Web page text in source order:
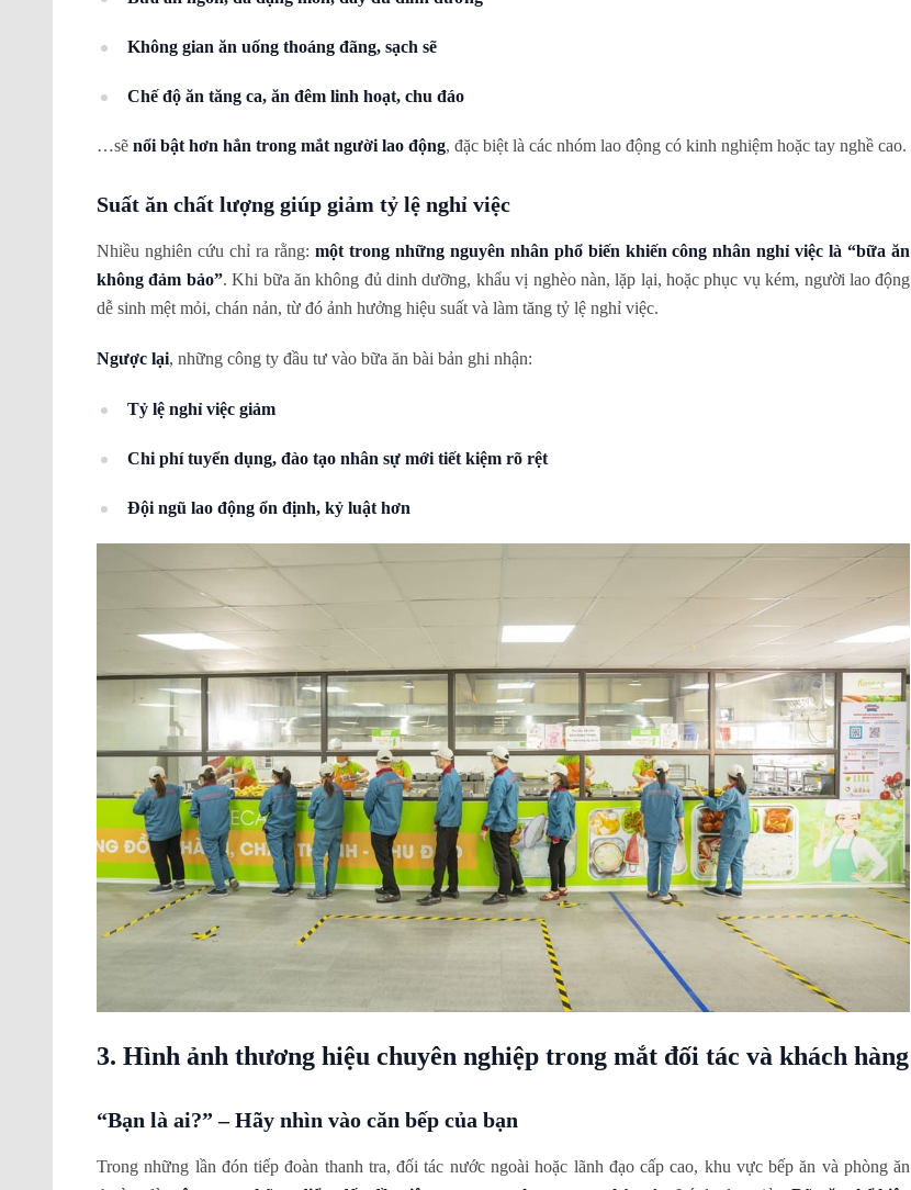
Không gian ăn uống thoáng đãng, sạch sẽ
Chế độ ăn tăng ca, ăn đêm linh hoạt, chu đáo
…sẽ nổi bật hơn hẳn trong mắt người lao động, đặc biệt là các nhóm lao động có kinh nghiệm hoặc tay nghề cao.
Suất ăn chất lượng giúp giảm tỷ lệ nghỉ việc
Nhiều nghiên cứu chỉ ra rằng: một trong những nguyên nhân phổ biến khiến công nhân nghỉ việc là “bữa ăn
không đảm bảo”. Khi bữa ăn không đủ dinh dưỡng, khẩu vị nghèo nàn, lặp lại, hoặc phục vụ kém, người lao động
dễ sinh mệt mỏi, chán nản, từ đó ảnh hưởng hiệu suất và làm tăng tỷ lệ nghỉ việc.
Ngược lại, những công ty đầu tư vào bữa ăn bài bản ghi nhận:
Tỷ lệ nghỉ việc giảm
Chi phí tuyển dụng, đào tạo nhân sự mới tiết kiệm rõ rệt
Đội ngũ lao động ổn định, kỷ luật hơn
3. Hình ảnh thương hiệu chuyên nghiệp trong mắt đối tác và khách hàng
“Bạn là ai?” – Hãy nhìn vào căn bếp của bạn
Trong những lần đón tiếp đoàn thanh tra, đối tác nước ngoài hoặc lãnh đạo cấp cao, khu vực bếp ăn và phòng ăn